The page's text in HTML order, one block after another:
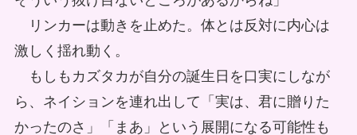
リンカーは動きを止めた。体とは反対に内心は
激しく揺れ動く。
もしもカズタカが自分の誕生日を口実にしなが
ら、ネイションを連れ出して「実は、君に贈りた
かったのさ」「まあ」という展開になる可能性も